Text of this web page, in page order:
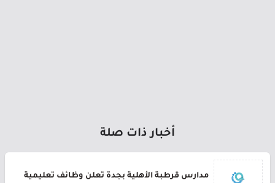
أخبار ذات صلة
مدارس قرطبة الأهلية بجدة تعلن وظائف تعليمية